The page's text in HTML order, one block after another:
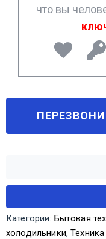
что вы
Категории: Бытовая
холодильники,